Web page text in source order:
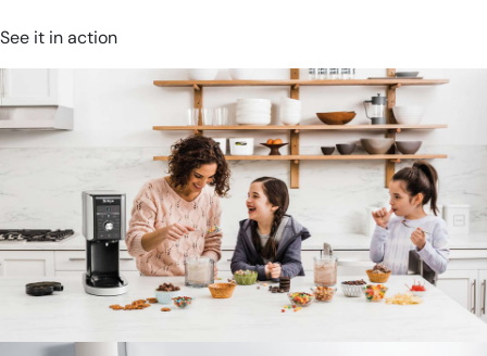
shakes, dips & dressings – includes spout lid for on-the-go use.
&sub •Motor Base &sub •Outer Bowl Lid &sub
•Outer Bowl &sub •Paddle &sub •2 x Ice Cream Tub Lids &sub •3
x 709ml Ice Cream Tubs &sub •Recipe Guide &subBlender&sub
•Motor Base &sub •700ml Power Nutri Cup &sub •400ml Power
Nutri Bowl &sub •Storage Lid
الطراز: NC501MEPR13
الوزن:
NC501ME- 6.54 kg, CB102ME-
See it in action